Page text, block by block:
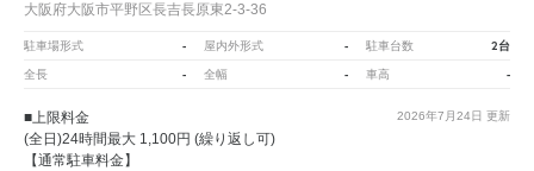
大阪府大阪市平野区長吉長原東2-3-36
駐車場形式 - 屋内外形式 - 駐車台数 2台
全長 - 全幅 - 車高 -
2026年7月24日 更新
■上限料金
(全日)24時間最大 1,100円 (繰り返し可)
【通常駐車料金】